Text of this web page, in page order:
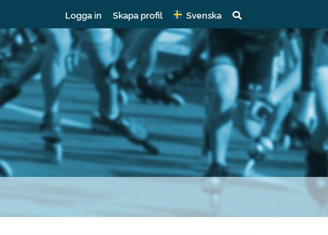
Logga in Skapa profil Svenska